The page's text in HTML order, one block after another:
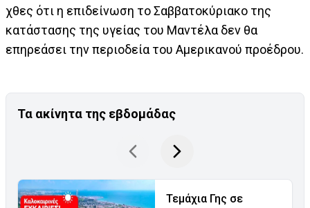
χθες ότι η επιδείνωση το Σαββατοκύριακο της
κατάστασης της υγείας του Μαντέλα δεν θα
επηρεάσει την περιοδεία του Αμερικανού προέδρου.
Τα ακίνητα της εβδομάδας
Τεμάχια Γης σε